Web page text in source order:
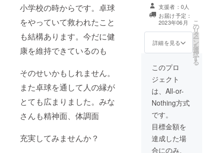
小学校の時からです。卓球
をやっていて救われたこと
も結構あります。今だに健
康を維持できているのも
そのせいかもしれません。
また卓球を通して人の縁が
とても広まりました。みな
さんも精神面、体調面
充実してみませんか？
ます。
費が免除になり
ます。 1万円支
援のみの特別企
画（経験者向
け） 「卓球への
想いを皆さんに
伝えよう」（３
００文字以内）
貴方の卓球への
思い出を皆さん
に届けてみませ
んか？もちろん
希望者のみで結
構です。 メール
にて文章を送っ
て頂きそれをプ
リントアウトし
てイベント時に
掲載いたしま
的支援です。 参
加費は全て免除
とさせて頂きま
支援者：0人
お届け予定：
2023年06月
詳細を見る
こ
の
リ
タ
ー
ン
を
選
択
す
る
このプロ
ジェクト
は、All-or-
Nothing方式
です。
目標金額を
達成した場
合にのみ、